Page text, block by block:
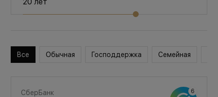
Все Обычная Господдержка Семейная
СберБанк